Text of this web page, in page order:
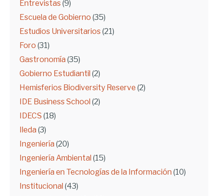
Entrevistas (9)
Escuela de Gobierno (35)
Estudios Universitarios (21)
Foro (31)
Gastronomía (35)
Gobierno Estudiantil (2)
Hemisferios Biodiversity Reserve (2)
IDE Business School (2)
IDECS (18)
Ileda (3)
Ingeniería (20)
Ingeniería Ambiental (15)
Ingeniería en Tecnologías de la Información (10)
Institucional (43)